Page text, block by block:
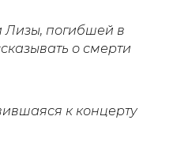
Лизы, погибшей в
о смерти
к концерту